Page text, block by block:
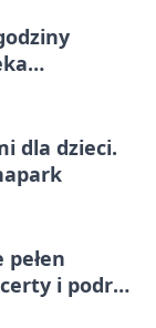
dla dzieci.
pełen
i podróż